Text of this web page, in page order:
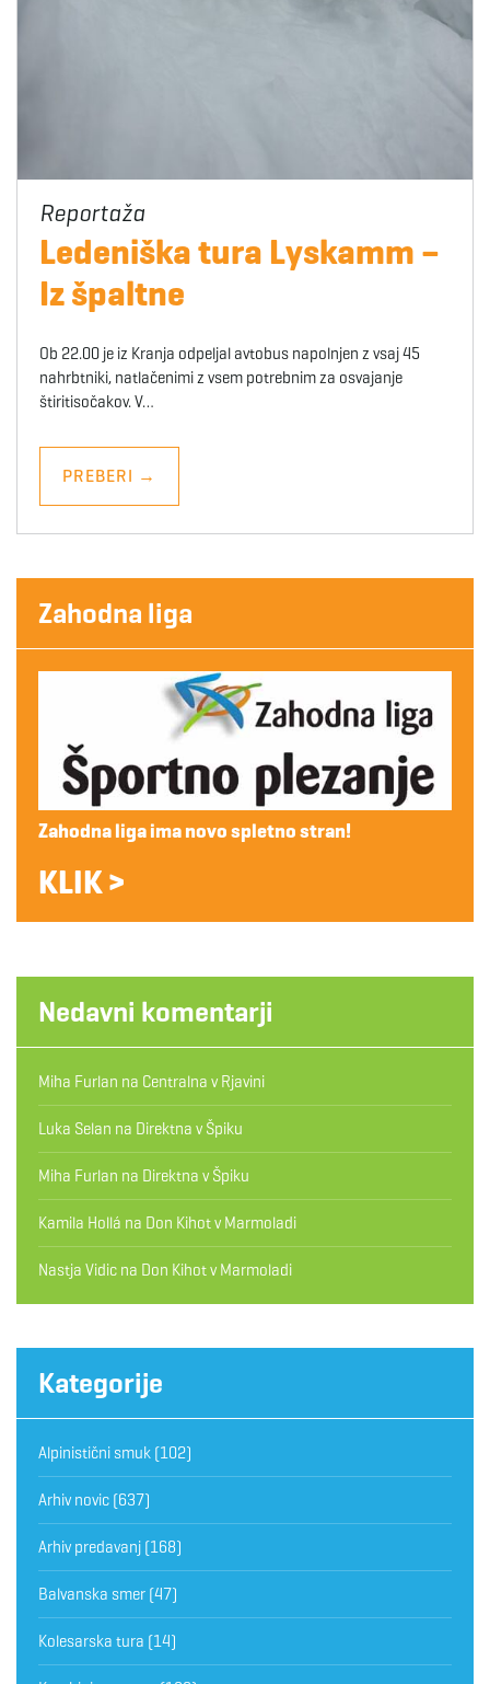
Ledeniška tura Lyskamm –
Iz špaltne
Ob 22.00 je iz Kranja odpeljal avtobus napolnjen z vsaj 45
nahrbtniki, natlačenimi z vsem potrebnim za osvajanje
štiritisočakov. V…
PREBERI →
Zahodna liga
Zahodna liga ima novo spletno stran!
KLIK >
Nedavni komentarji
Miha Furlan na Centralna v Rjavini
Luka Selan na Direktna v Špiku
Miha Furlan na Direktna v Špiku
Kamila Hollá na Don Kihot v Marmoladi
Nastja Vidic na Don Kihot v Marmoladi
Kategorije
Alpinistični smuk (102)
Arhiv novic (637)
Arhiv predavanj (168)
Balvanska smer (47)
Kolesarska tura (14)